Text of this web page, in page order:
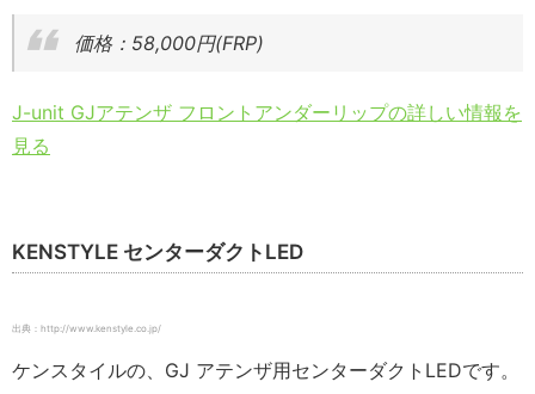
価格：58,000円(FRP)
J-unit GJアテンザ フロントアンダーリップの詳しい情報を
見る
KENSTYLE センターダクトLED
出典：http://www.kenstyle.co.jp/
ケンスタイルの、GJ アテンザ用センターダクトLEDです。